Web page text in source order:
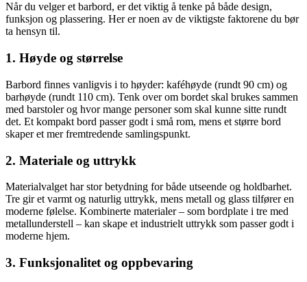
Når du velger et barbord, er det viktig å tenke på både design,
funksjon og plassering. Her er noen av de viktigste faktorene du bør
ta hensyn til.
1. Høyde og størrelse
Barbord finnes vanligvis i to høyder: kaféhøyde (rundt 90 cm) og
barhøyde (rundt 110 cm). Tenk over om bordet skal brukes sammen
med barstoler og hvor mange personer som skal kunne sitte rundt
det. Et kompakt bord passer godt i små rom, mens et større bord
skaper et mer fremtredende samlingspunkt.
2. Materiale og uttrykk
Materialvalget har stor betydning for både utseende og holdbarhet.
Tre gir et varmt og naturlig uttrykk, mens metall og glass tilfører en
moderne følelse. Kombinerte materialer – som bordplate i tre med
metallunderstell – kan skape et industrielt uttrykk som passer godt i
moderne hjem.
3. Funksjonalitet og oppbevaring